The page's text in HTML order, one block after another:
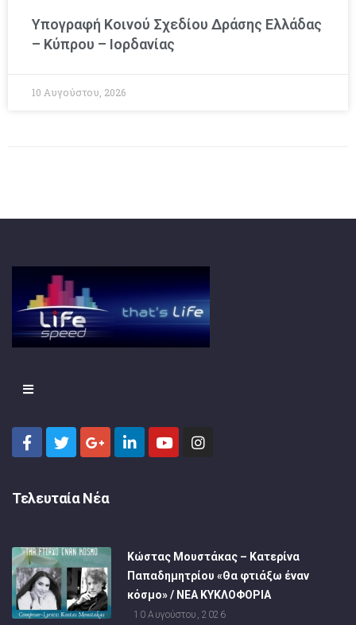
Υπογραφή Κοινού Σχεδίου Δράσης Ελλάδας
– Κύπρου – Ιορδανίας
10 Αυγούστου, 2026
Τελευταία Νέα
Κώστας Μουστάκας – Κατερίνα
Παπαδημητρίου «Θα φτιάξω έναν
κόσμο» / NEA KYΚΛΟΦΟΡΙΑ
10 Αυγούστου, 2026